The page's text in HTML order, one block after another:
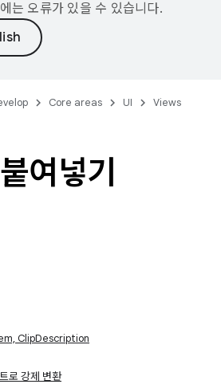
는 오류가 있을 수 있습니다.
Core areas UI Views
여넣기
ClipDescription
로 강제 변환